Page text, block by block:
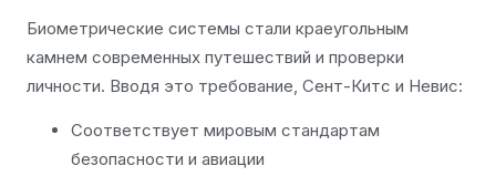
Биометрические системы стали краеугольным
камнем современных путешествий и проверки
личности. Вводя это требование, Сент-Китс и Невис:
Соответствует мировым стандартам
безопасности и авиации